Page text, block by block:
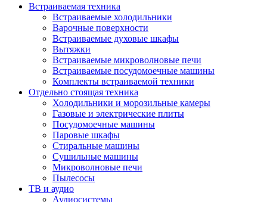
Встраиваемая техника
Встраиваемые холодильники
Варочные поверхности
Встраиваемые духовые шкафы
Вытяжки
Встраиваемые микроволновые печи
Встраиваемые посудомоечные машины
Комплекты встраиваемой техники
Отдельно стоящая техника
Холодильники и морозильные камеры
Газовые и электрические плиты
Посудомоечные машины
Паровые шкафы
Стиральные машины
Сушильные машины
Микроволновые печи
Пылесосы
ТВ и аудио
Аудиосистемы